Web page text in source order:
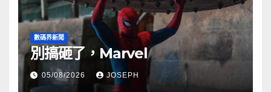
數碼界新聞
別搞砸了，Marvel
05/08/2026 JOSEPH